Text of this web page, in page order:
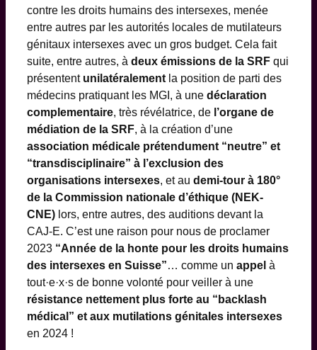
contre les droits humains des intersexes, menée
entre autres par les autorités locales de mutilateurs
génitaux intersexes avec un gros budget. Cela fait
suite, entre autres, à deux émissions de la SRF qui
présentent unilatéralement la position de parti des
médecins pratiquant les MGI, à une déclaration
complementaire, très révélatrice, de l’organe de
médiation de la SRF, à la création d’une
association médicale prétendument “neutre” et
“transdisciplinaire” à l’exclusion des
organisations intersexes, et au demi-tour à 180°
de la Commission nationale d’éthique (NEK-
CNE) lors, entre autres, des auditions devant la
CAJ-E. C’est une raison pour nous de proclamer
2023 “Année de la honte pour les droits humains
des intersexes en Suisse”… comme un appel à
tout·e·x·s de bonne volonté pour veiller à une
résistance nettement plus forte au “backlash
médical” et aux mutilations génitales intersexes
en 2024 !